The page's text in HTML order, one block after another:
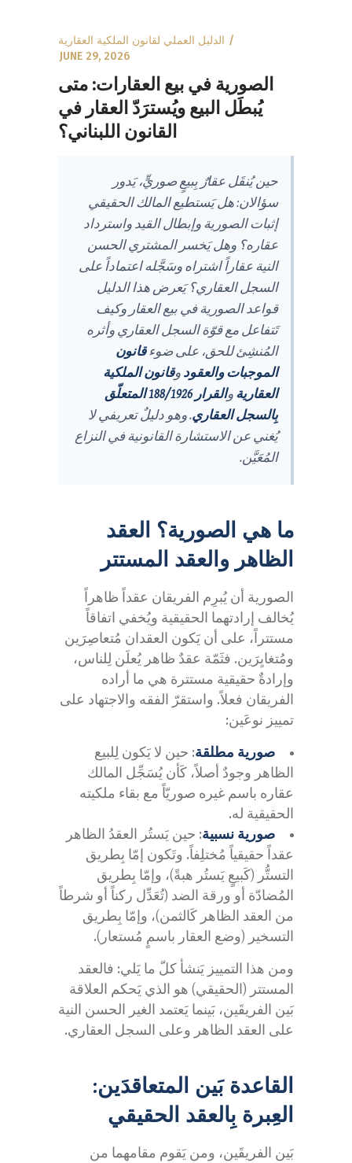
الدليل العملي لقانون الملكية العقارية
JUNE 29, 2026
الصورية في بيع العقارات: متى
يُبطَل البيع ويُسترَدّ العقار في
القانون اللبناني؟
حين يُنقَل عقارٌ بِبيعٍ صوريٍّ، يَدور
سؤالان: هل يَستطيع المالك الحقيقي
إثبات الصورية وإبطال القيد واسترداد
عقاره؟ وهل يَخسر المشتري الحسن
النية عقاراً اشتراه وسَجَّله اعتماداً على
السجل العقاري؟ يَعرض هذا الدليل
قواعد الصورية في بيع العقار وكيف
تَتفاعل مع قوّة السجل العقاري وأثره
المُنشِئ للحق، على ضوءقانون
الموجبات والعقود وقانون الملكية
العقارية و
القرار 188/1926 المتعلّق
بِالسجل العقاري. وهو دليلٌ تعريفي لا
يُغني عن الاستشارة القانونية في النزاع
المُعَيَّن.
ما هي الصورية؟ العقد
الظاهر والعقد المستتر
الصورية أن يُبرِم الفريقان عقداً ظاهراً
يُخالف إرادتهما الحقيقية ويُخفي اتفاقاً
مستتراً، على أن يَكون العقدان مُتعاصِرَين
ومُتغايِرَين. فثَمّة عقدٌ ظاهر يُعلَن لِلناس،
وإرادةٌ حقيقية مستترة هي ما أراده
الفريقان فعلاً. واستقرّ الفقه والاجتهاد على
تمييز نوعَين:
صورية مطلقة: حين لا يَكون لِلبيع
الظاهر وجودٌ أصلاً، كَأن يُسَجِّل المالك
عقاره باسم غيره صوريّاً مع بقاء ملكيته
الحقيقية له.
صورية نسبية: حين يَستُر العقدُ الظاهر
عقداً حقيقياً مُختلِفاً. وتَكون إمّا بِطريق
التستُّر (كَبيعٍ يَستُر هبةً)، وإمّا بِطريق
المُضادّة أو ورقة الضد (تُعَدِّل ركناً أو شرطاً
من العقد الظاهر كَالثمن)، وإمّا بِطريق
التسخير (وضع العقار باسمٍ مُستعار).
ومن هذا التمييز يَنشأ كلّ ما يَلي: فالعقد
المستتر (الحقيقي) هو الذي يَحكم العلاقة
بَين الفريقَين، بَينما يَعتمد الغير الحسن النية
على العقد الظاهر وعلى السجل العقاري.
القاعدة بَين المتعاقدَين:
العِبرة بِالعقد الحقيقي
بَين الفريقَين، ومن يَقوم مقامهما من